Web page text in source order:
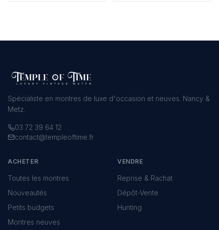
Spécialiste en montres de luxe d'occasion et neuves. Nancy &
Metz.
03 72 39 64 12
contact@templeoftime.fr
ACHETER
Toutes les montres
Nouveautés
Petits budgets
Montres neuves
VENDRE
Reprise & Rachat
Dépôt-Vente
Hunting